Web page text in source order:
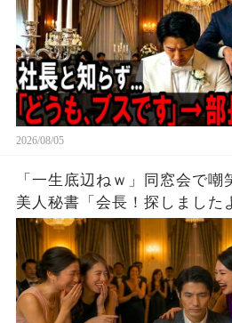
2026/08/05
「一生底辺ねｗ」同窓会で嘲
美人秘書「会長！探しまし
「え？」。